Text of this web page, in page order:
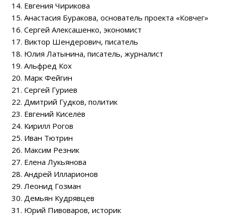
Евгения Чирикова
Анастасия Буракова, основатель проекта «Ковчег»
Сергей Алексашенко, экономист
Виктор Шендерович, писатель
Юлия Латынина, писатель, журналист
Альфред Кох
Марк Фейгин
Сергей Гуриев
Дмитрий Гудков, политик
Евгений Киселёв
Кирилл Рогов
Иван Тютрин
Максим Резник
Елена Лукьянова
Андрей Илларионов
Леонид Гозман
Демьян Кудрявцев
Юрий Пивоваров, историк